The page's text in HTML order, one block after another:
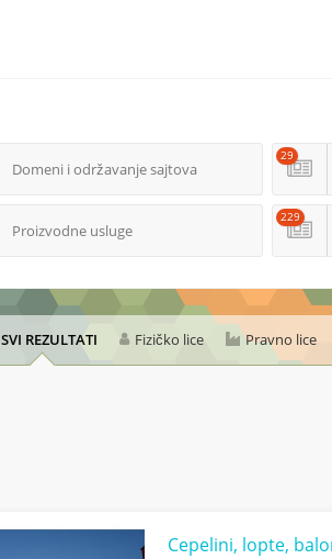
Domeni i održavanje sajtova
29
Proizvodne usluge
229
SVI REZULTATI Fizičko lice Pravno lice